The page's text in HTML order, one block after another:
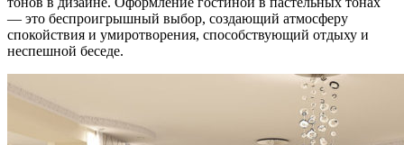
— это беспроигрышный выбор, создающий атмосферу
спокойствия и умиротворения, способствующий отдыху и
неспешной беседе.